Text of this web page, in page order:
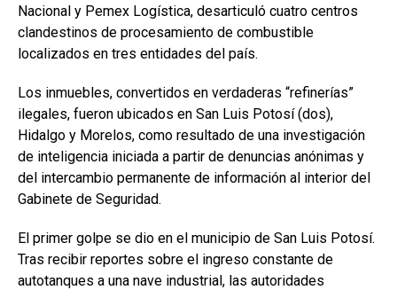
Nacional y Pemex Logística, desarticuló cuatro centros
clandestinos de procesamiento de combustible
localizados en tres entidades del país.
Los inmuebles, convertidos en verdaderas “refinerías”
ilegales, fueron ubicados en San Luis Potosí (dos),
Hidalgo y Morelos, como resultado de una investigación
de inteligencia iniciada a partir de denuncias anónimas y
del intercambio permanente de información al interior del
Gabinete de Seguridad.
El primer golpe se dio en el municipio de San Luis Potosí.
Tras recibir reportes sobre el ingreso constante de
autotanques a una nave industrial, las autoridades